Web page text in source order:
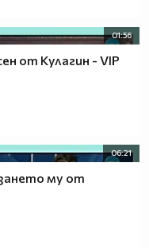
01:56
от Кулагин - VIP
06:21
му от